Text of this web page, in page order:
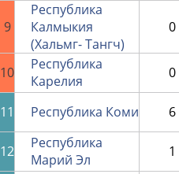
9
Республика
Калмыкия
(Хальмг- Тангч)
0
10
Республика
Карелия
0
11 Республика Коми 6
12
Республика
Марий Эл
1